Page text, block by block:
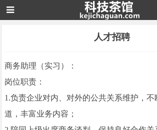
人才招聘
商务助理（实习）：
岗位职责：
1.负责企业对内、对外的公共关系维护，
道，丰富业务内容；